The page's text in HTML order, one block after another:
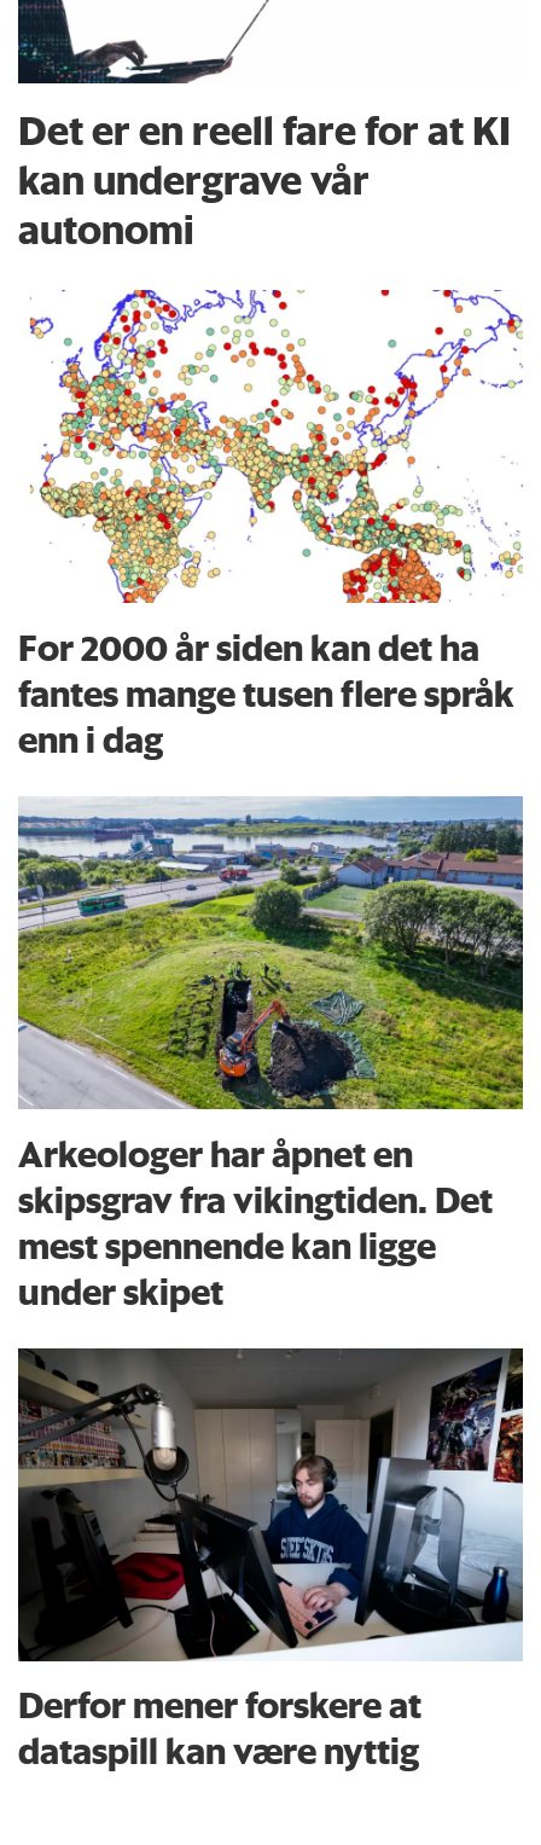
Det er en reell fare for at KI
kan undergrave vår
autonomi
For 2000 år siden kan det ha
fantes mange tusen flere språk
enn i dag
Arkeologer har åpnet en
skipsgrav fra vikingtiden. Det
mest spennende kan ligge
under skipet
Derfor mener forskere at
dataspill kan være nyttig